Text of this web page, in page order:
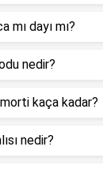
mı dayı mı?
nedir?
kaça kadar?
nedir?